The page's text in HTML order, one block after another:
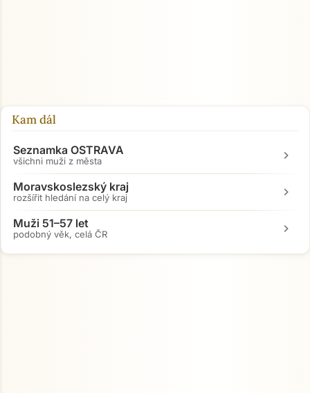
Kam dál
Seznamka OSTRAVA
všichni muži z města chevron_right
Moravskoslezský kraj
rozšířit hledání na celý kraj chevron_right
Muži 51–57 let
podobný věk, celá ČR chevron_right